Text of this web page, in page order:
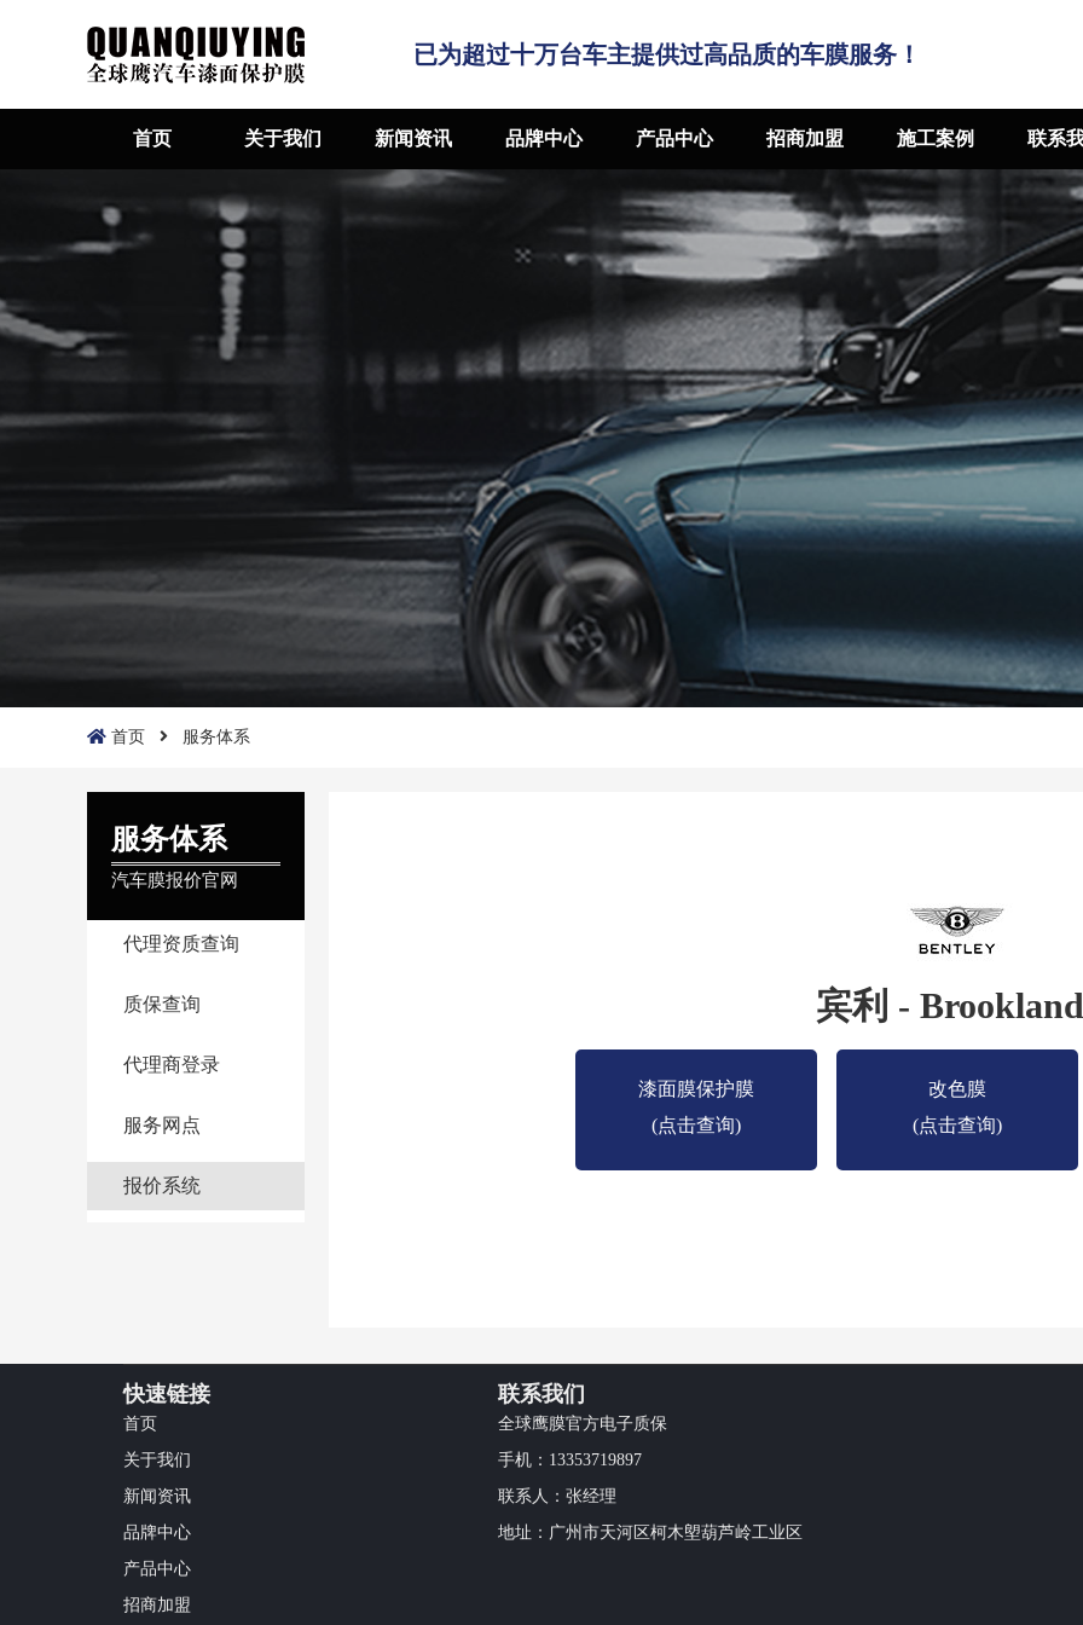
已为超过十万台车主提供过高品质的车膜服务！
首页 关于我们 新闻资讯 品牌中心 产品中心 招商加盟 施工案例 联系
首页 服务体系
服务体系
汽车膜报价官网
代理资质查询
质保查询
代理商登录
服务网点
报价系统
宾利 -
漆面膜保护膜
(点击查询)
改色膜
(点击查询)
快速链接
首页
关于我们
新闻资讯
品牌中心
产品中心
招商加盟
联系我们
全球鹰膜官方电子质保
手机：13353719897
联系人：张经理
地址：广州市天河区柯木塱葫芦岭工业区